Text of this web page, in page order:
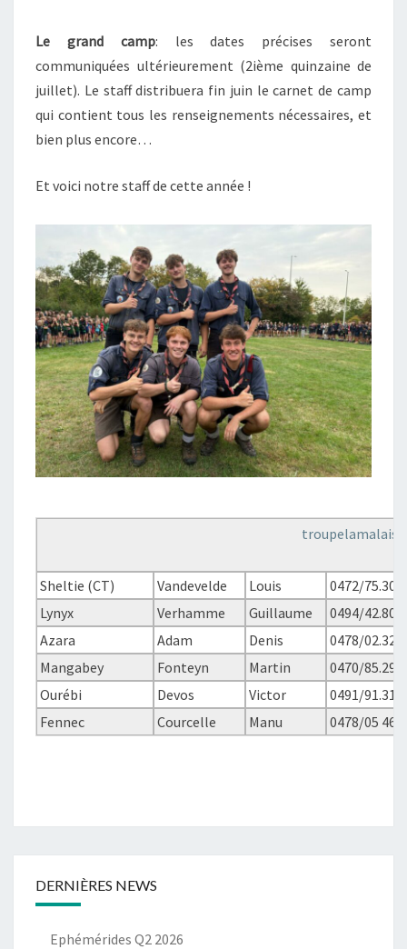
Le grand camp: les dates précises seront
communiquées ultérieurement (2ième quinzaine de
juillet). Le staff distribuera fin juin le carnet de camp
qui contient tous les renseignements nécessaires, et
bien plus encore…
Et voici notre staff de cette année !
Sheltie (CT) Vandevelde Louis
0472/
Lynyx
Verhamme Guillaume
0494/
Azara
Adam Denis
0478/
Mangabey
Fonteyn Martin
0470/
Ourébi
Devos Victor
0491/
Fennec
Courcelle Manu 0478/05 46
DERNIÈRES NEWS
Ephémérides Q2 2026